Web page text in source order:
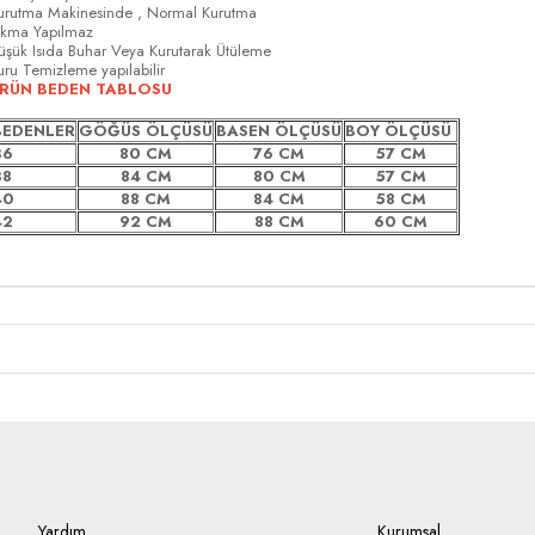
Makinesinde , Normal Kurutma
Yapılmaz
Isıda Buhar Veya Kurutarak Ütüleme
Temizleme yapılabilir
BEDEN TABLOSU
GÖĞÜS ÖLÇÜSÜ BASEN ÖLÇÜSÜ BOY ÖLÇÜSÜ
80 CM 76 CM
57 CM
84 CM 80 CM 57 CM
88 CM 84 CM
58 CM
92 CM 88 CM 60 CM